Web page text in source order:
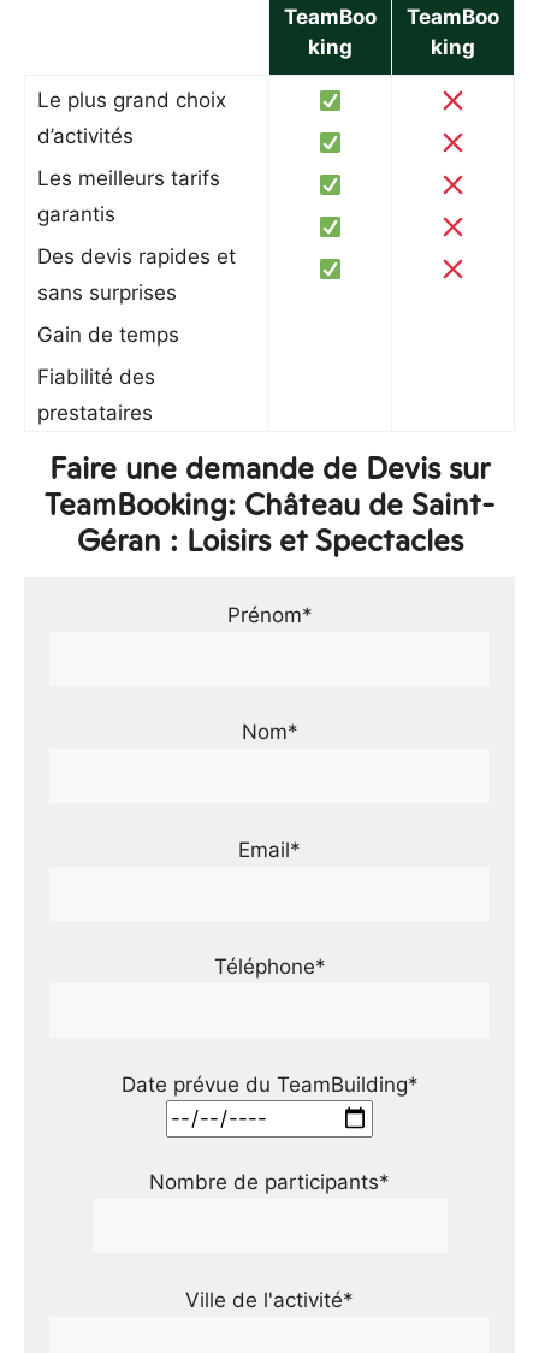
TeamBoo
king
TeamBoo
king
Le plus grand choix
d’activités
Les meilleurs tarifs
garantis
Des devis rapides et
sans surprises
Gain de temps
Fiabilité des
prestataires
Faire une demande de Devis sur
TeamBooking: Château de Saint-
Géran : Loisirs et Spectacles
Prénom*
Nom*
Email*
Téléphone*
Date prévue du TeamBuilding*
Nombre de participants*
Ville de l'activité*